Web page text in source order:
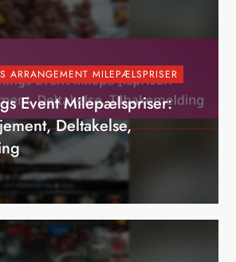
ARRANGEMENT MILEPÆLSPRISER
Event Milepælspriser:
Deltakelse,